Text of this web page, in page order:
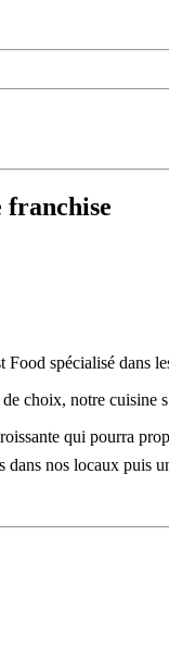
franchise
spécialisé dans
choix, notre cuisine
qui pourra
nos locaux puis